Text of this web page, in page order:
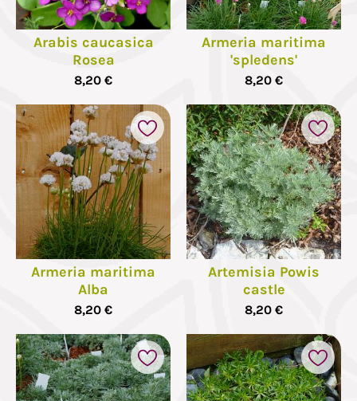
Arabis caucasica
Rosea
8,20 €
Armeria maritima
'spledens'
8,20 €
Armeria maritima
Alba
8,20 €
Artemisia Powis
castle
8,20 €